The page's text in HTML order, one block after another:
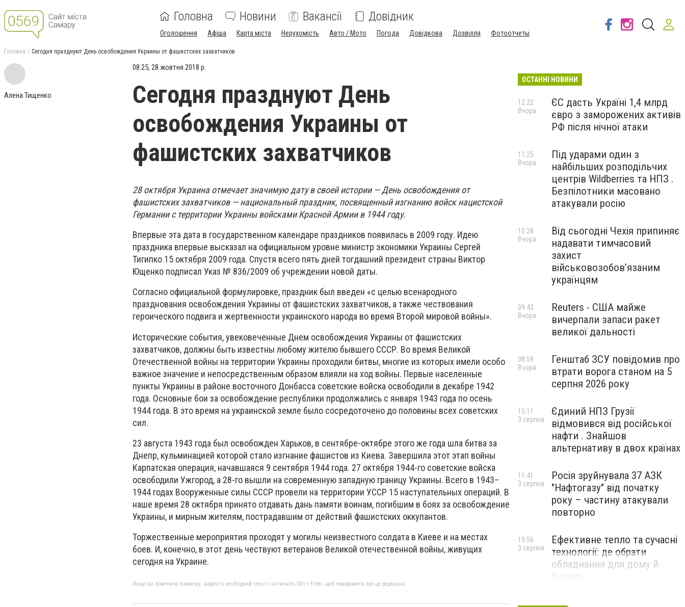
Головна Новини Вакансії Довідник
Оголошення Афіша Карта міста Нерухомість Авто / Мото Погода Довідкова Дозвілля Фотоотчеты
Головна Сегодня празднуют День освобождения Украины от фашистских захватчиков
Алена Тищенко
08:25, 28 жовтня 2018 р.
Сегодня празднуют День
освобождения Украины от
фашистских захватчиков
28 октября Украина отмечает значимую дату в своей истории — День освобождения от
фашистских захватчиков — национальный праздник, посвященный изгнанию войск нацистской
Германии с территории Украины войсками Красной Армии в 1944 году.
Впервые эта дата в государственном календаре праздников появилась в 2009 году. Идею
праздника впервые высказал на официальном уровне министр экономики Украины Сергей
Тигипко 15 октября 2009 года. Спустя всего пять дней тогдашний президент страны Виктор
Ющенко подписал Указ № 836/2009 об учреждении новой даты.
Согласно официальной формулировке, праздник был введен «с целью всенародного
празднования освобождения Украины от фашистских захватчиков, а также чествования
героического подвига и жертвенности украинского народа во время Второй мировой войны».
Исторические события, увековеченные Днем освобождения Украины от фашистских
захватчиков, должны быть известны любому жителю бывшего СССР. Во время Великой
Отечественной войны на территории Украины проходили битвы, многие из которых имели особо
важное значение и непосредственным образом влияли на ход войны. Первые населенные
пункты Украины в районе восточного Донбасса советские войска освободили в декабре 1942
года. Основные бои за освобождение республики продолжались с января 1943 года по осень
1944 года. В это время на украинской земле было сосредоточено до половины всех советских
сил.
23 августа 1943 года был освобожден Харьков, в сентябре-октябре этого же года шла битва за
Днепр, кульминацией которой стало изгнание фашистов из Киева. Завершила этот этап войны
Карпатская операция, начавшаяся 9 сентября 1944 года. 27 октября 1944-го советские войска
освободили Ужгород, а 28-го вышли на современную западную границу Украины. Всего в 1943–
1944 годах Вооруженные силы СССР провели на территории УССР 15 наступательных операций. В
наше время 28 октября принято отдавать дань памяти воинам, погибшим в боях за освобождение
Украины, и мирным жителям, пострадавшим от действий фашистских оккупантов.
Торжественные мероприятия проходят у могилы неизвестного солдата в Киеве и на местах
боев. И, конечно, в этот день чествуют ветеранов Великой отечественной войны, живущих
сегодня на Украине.
Якщо ви помітили помилку, виділіть необхідний текст і натисніть Ctrl + Enter, щоб повідомити про це редакцію
ОСТАННІ НОВИНИ
ЄС дасть Україні 1,4 млрд
євро з заморожених активів
РФ після нічної атаки
12:22
Вчора
Під ударами один з
найбільших розподільчих
центрів Wildberries та НПЗ .
Безпілотники масовано
атакували росію
11:25
Вчора
Від сьогодні Чехія припиняє
надавати тимчасовий
захист
військовозобов’язаним
українцям
10:28
Вчора
Reuters - США майже
вичерпали запаси ракет
великої дальності
09:43
Вчора
Генштаб ЗСУ повідомив про
втрати ворога станом на 5
серпня 2026 року
08:59
Вчора
Єдиний НПЗ Грузії
відмовився від російської
нафти . Знайшов
альтернативу в двох країнах
15:11
3 серпня
Росія зруйнувала 37 АЗК
"Нафтогазу" від початку
року – частину атакували
повторно
11:41
3 серпня
Ефективне тепло та сучасні
технології: де обрати
обладнання для дому й
бізнесу
10:56
3 серпня